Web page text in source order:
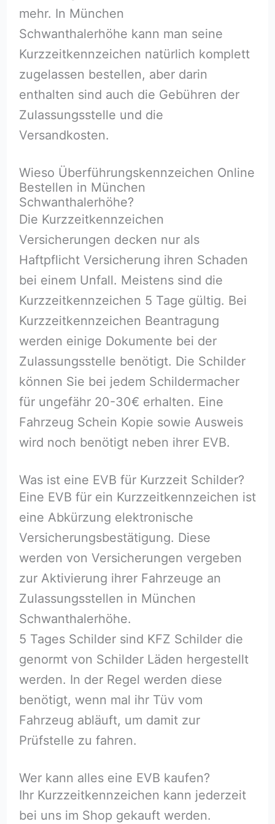
mehr. In München
Schwanthalerhöhe kann man seine
Kurzzeitkennzeichen natürlich komplett
zugelassen bestellen, aber darin
enthalten sind auch die Gebühren der
Zulassungsstelle und die
Versandkosten.
Wieso Überführungskennzeichen Online
Bestellen in München
Schwanthalerhöhe?
Die Kurzzeitkennzeichen
Versicherungen decken nur als
Haftpflicht Versicherung ihren Schaden
bei einem Unfall. Meistens sind die
Kurzzeitkennzeichen 5 Tage gültig. Bei
Kurzzeitkennzeichen Beantragung
werden einige Dokumente bei der
Zulassungsstelle benötigt. Die Schilder
können Sie bei jedem Schildermacher
für ungefähr 20-30€ erhalten. Eine
Fahrzeug Schein Kopie sowie Ausweis
wird noch benötigt neben ihrer EVB.
Was ist eine EVB für Kurzzeit Schilder?
Eine EVB für ein Kurzzeitkennzeichen ist
eine Abkürzung elektronische
Versicherungsbestätigung. Diese
werden von Versicherungen vergeben
zur Aktivierung ihrer Fahrzeuge an
Zulassungsstellen in München
Schwanthalerhöhe.
5 Tages Schilder sind KFZ Schilder die
genormt von Schilder Läden hergestellt
werden. In der Regel werden diese
benötigt, wenn mal ihr Tüv vom
Fahrzeug abläuft, um damit zur
Prüfstelle zu fahren.
Wer kann alles eine EVB kaufen?
Ihr Kurzzeitkennzeichen kann jederzeit
bei uns im Shop gekauft werden.